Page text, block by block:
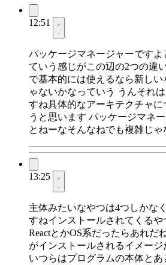
12:51
パッケージマネージャーです
ていう感じがこの辺の2つの違
で基本的には使えるなら新し
ゃないかなっていう うんそれ
すね具体的なアーキテクチャに
うと思います パッケージマネ
とねーなそんなねでも複雑じ
13:25
主体みたいなやつは4つしかな
すねインストールされてくるや
ReactとかOS系だったらあれだ
がインストールされるイメージ
いつらはプログラムの本体と